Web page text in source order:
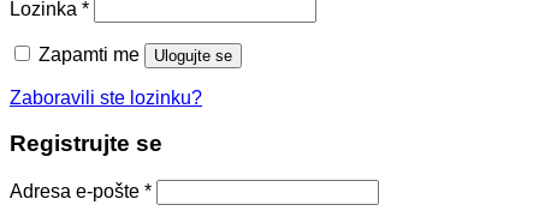
Lozinka *
Zapamti me Ulogujte se
Zaboravili ste lozinku?
Registrujte se
Adresa e-pošte *